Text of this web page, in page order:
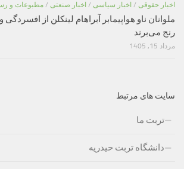
اخبار حقوقی / اخبار سیاسی / اخبار صنعتی / مطبوعات و
ملوانان ناو هواپیمابر آبراهام لینکلن از
رنج می‌برند
مرداد 15, 1405
سایت های مرتبط
تربت ما
دانشگاه تربت حیدریه